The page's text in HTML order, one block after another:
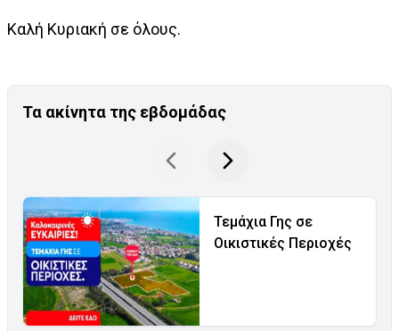
Καλή Κυριακή σε όλους.
Τα ακίνητα της εβδομάδας
Τεμάχια Γης σε
Οικιστικές Περιοχές